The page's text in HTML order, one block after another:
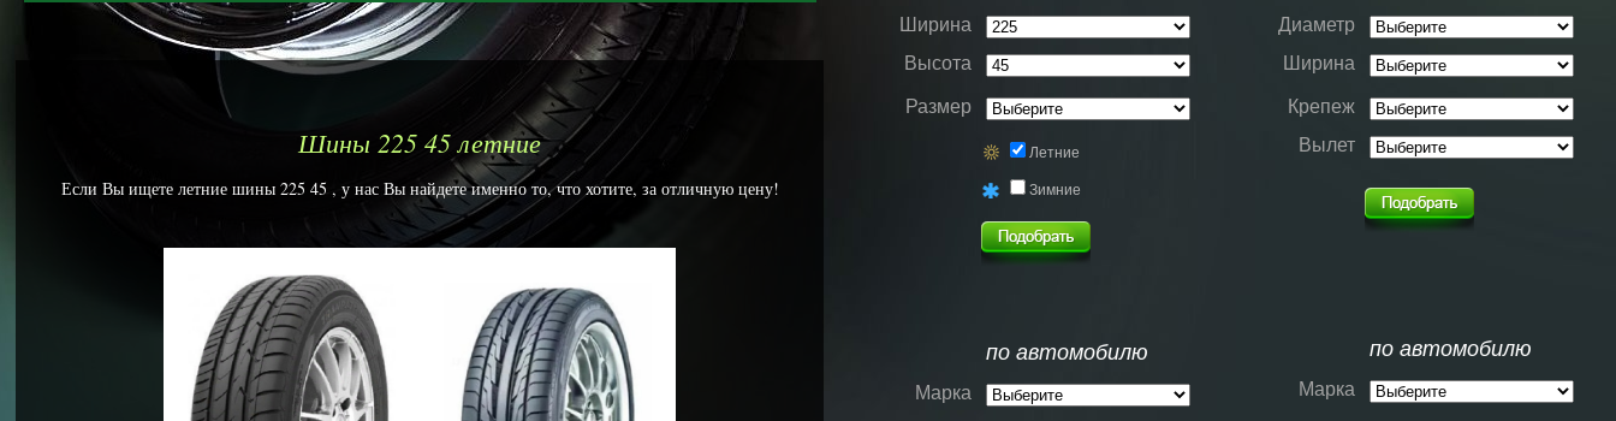
Шины 225 45 летние
Если Вы ищете летние шины 225 45 , у нас Вы найдете именно то, что хотите, за отличную цену!
Ширина
Высота
Размер
Летние
Зимние
по автомобилю
Марка
Диаметр
Ширина
Крепеж
Вылет
по автомобилю
Марка